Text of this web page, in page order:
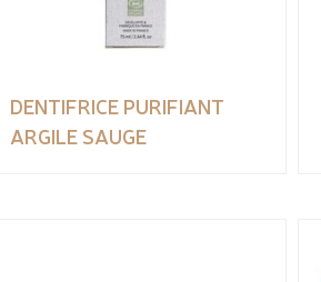
DENTIFRICE PURIFIANT
ARGILE SAUGE